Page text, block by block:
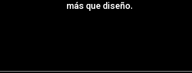
más que diseño.